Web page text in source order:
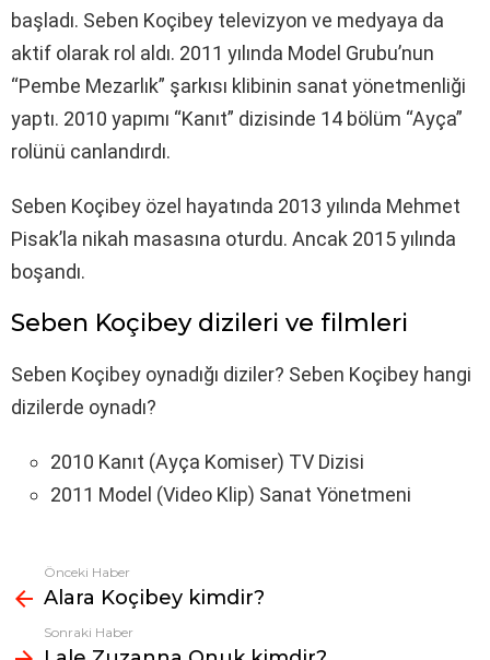
başladı. Seben Koçibey televizyon ve medyaya da
aktif olarak rol aldı. 2011 yılında Model Grubu’nun
“Pembe Mezarlık” şarkısı klibinin sanat yönetmenliği
yaptı. 2010 yapımı “Kanıt” dizisinde 14 bölüm “Ayça”
rolünü canlandırdı.
Seben Koçibey özel hayatında 2013 yılında Mehmet
Pisak’la nikah masasına oturdu. Ancak 2015 yılında
boşandı.
Seben Koçibey dizileri ve filmleri
Seben Koçibey oynadığı diziler? Seben Koçibey hangi
dizilerde oynadı?
2010 Kanıt (Ayça Komiser) TV Dizisi
2011 Model (Video Klip) Sanat Yönetmeni
Fazlasına
bak
Önceki Haber
Alara Koçibey kimdir?
Sonraki Haber